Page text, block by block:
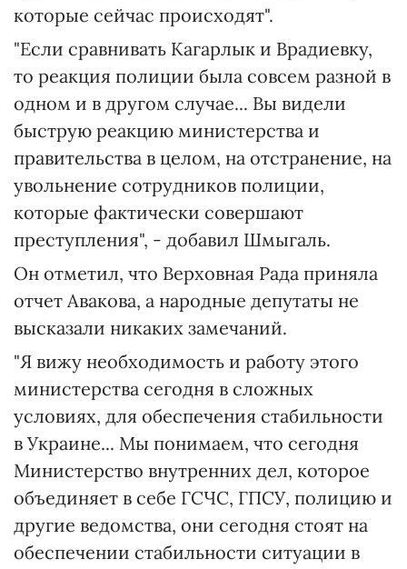
которые сейчас происходят".
"Если сравнивать Кагарлык и Врадиевку,
то реакция полиции была совсем разной в
одном и в другом случае... Вы видели
быструю реакцию министерства и
правительства в целом, на отстранение, на
увольнение сотрудников полиции,
которые фактически совершают
преступления", - добавил Шмыгаль.
Он отметил, что Верховная Рада приняла
отчет Авакова, а народные депутаты не
высказали никаких замечаний.
"Я вижу необходимость и работу этого
министерства сегодня в сложных
условиях, для обеспечения стабильности
в Украине... Мы понимаем, что сегодня
Министерство внутренних дел, которое
объединяет в себе ГСЧС, ГПСУ, полицию и
другие ведомства, они сегодня стоят на
обеспечении стабильности ситуации в